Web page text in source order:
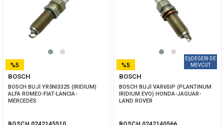
BOSCH
BOSCH BUJİ YR5NI332S (IRIDIUM)
ALFA ROMEO-FIAT-LANCIA-
MERCEDES
%5
İNDIRIM
BOSCH
BOSCH BUJİ VAR6SIP (PLANTINUM
IRIDIUM EVO) HONDA-JAGUAR-
LAND ROVER
%5
İNDIRIM